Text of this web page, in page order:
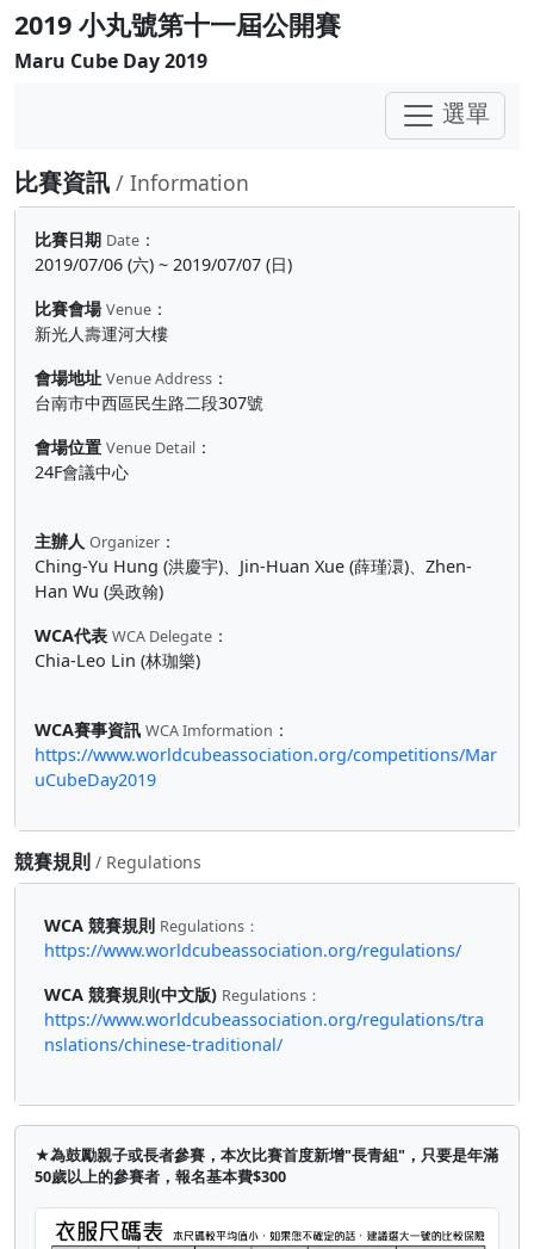
2019 小丸號第十一屆公開賽
Maru Cube Day 2019
選單
比賽資訊 / Information
比賽日期 Date ：
2019/07/06 (六) ~ 2019/07/07 (日)
比賽會場 Venue ：
新光人壽運河大樓
會場地址 Venue Address ：
台南市中西區民生路二段307號
會場位置 Venue Detail ：
24F會議中心
主辦人 Organizer ：
Ching-Yu Hung (洪慶宇)、Jin-Huan Xue (薛瑾澴)、Zhen-
Han Wu (吳政翰)
WCA代表 WCA Delegate ：
Chia-Leo Lin (林珈樂)
WCA賽事資訊 WCA Imformation ：
https://www.worldcubeassociation.org/competitions/Mar
uCubeDay2019
競賽規則 / Regulations
WCA 競賽規則 Regulations：
https://www.worldcubeassociation.org/regulations/
WCA 競賽規則(中文版) Regulations：
https://www.worldcubeassociation.org/regulations/tra
nslations/chinese-traditional/
★為鼓勵親子或長者參賽，本次比賽首度新增"長青組"，只要是年滿
50歲以上的參賽者，報名基本費$300